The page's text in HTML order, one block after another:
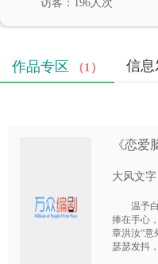
访客：196人次
作品专区 （1） 信息
《恋爱
大风文字
温予
捧在手心
章洪汝“意
瑟瑟发抖